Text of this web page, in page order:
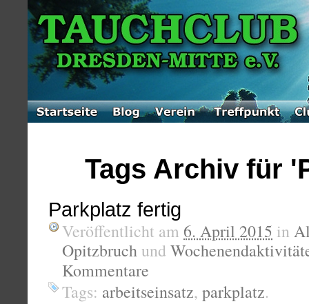
Tags Archiv für
Parkplatz fertig
Veröffentlicht am 6. April 2015 in
Opitzbruch und
Kommentare
Tags: arbeitseinsatz, parkplatz.